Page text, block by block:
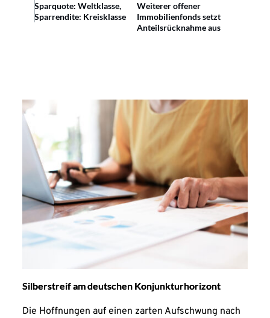
Sparquote: Weltklasse,
Sparrendite: Kreisklasse
Weiterer offener
Immobilienfonds setzt
Anteilsrücknahme aus
Silberstreif am deutschen Konjunkturhorizont
Die Hoffnungen auf einen zarten Aufschwung nach